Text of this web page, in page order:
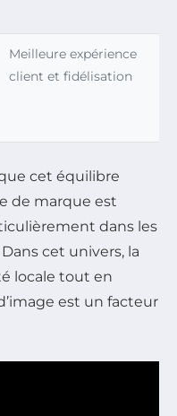
Meilleure expérience
client et fidélisation
cet équilibre
de marque est
dans les
cet univers, la
locale tout en
est un facteur